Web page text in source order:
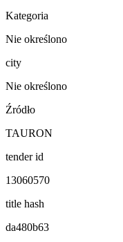
Kategoria
Nie określono
city
Nie określono
Źródło
TAURON
tender id
13060570
title hash
da480b63